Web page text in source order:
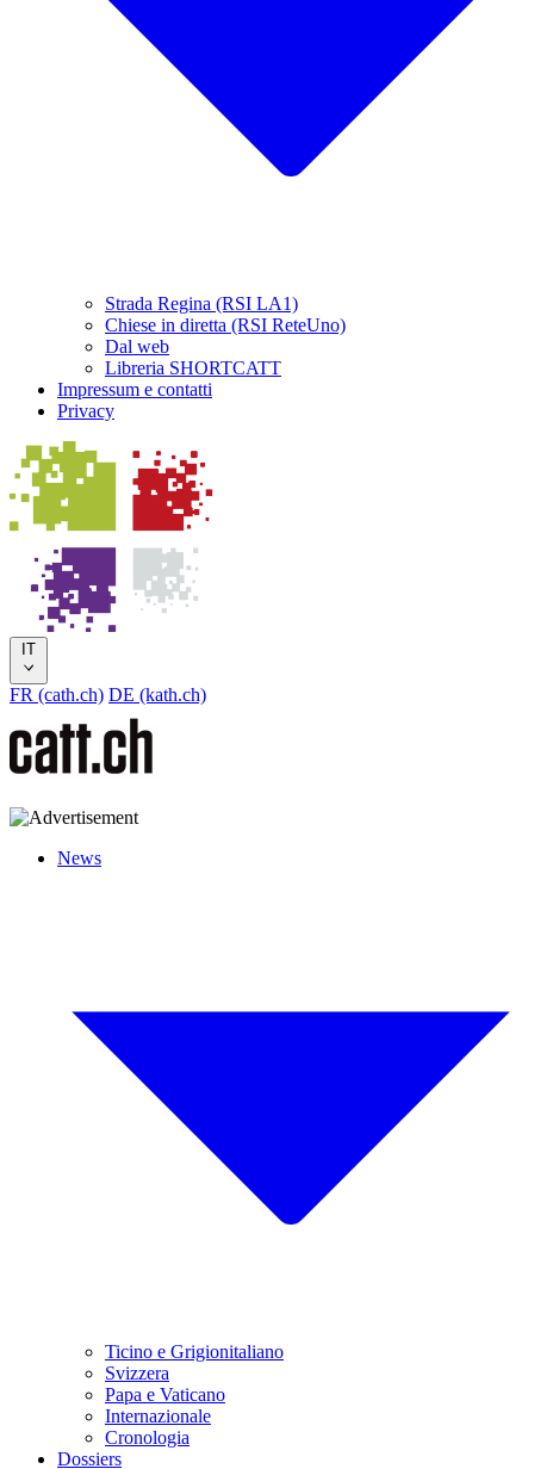
Strada Regina (RSI LA1)
Chiese in diretta (RSI ReteUno)
Dal web
Libreria SHORTCATT
Impressum e contatti
Privacy
IT
FR (cath.ch) DE (kath.ch)
News
Ticino e Grigionitaliano
Svizzera
Papa e Vaticano
Internazionale
Cronologia
Dossiers